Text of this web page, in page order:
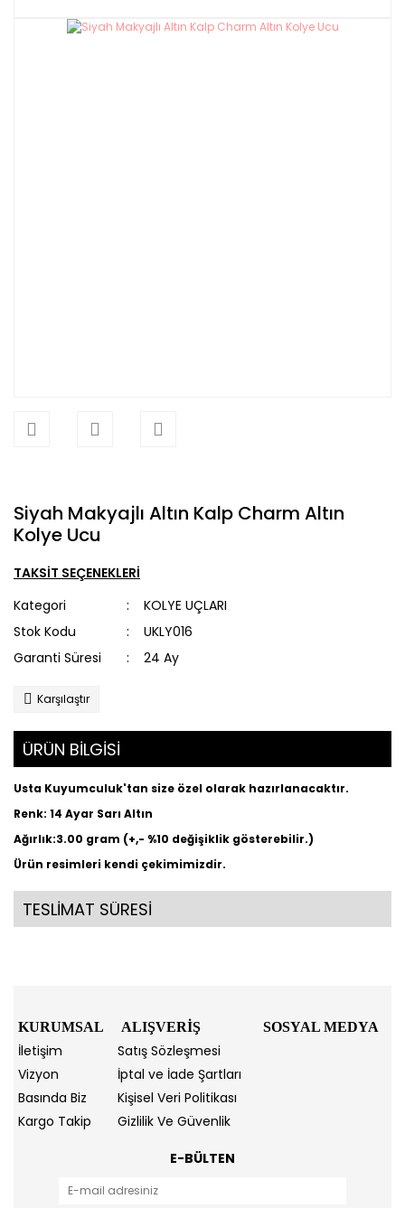
Siyah Makyajlı Altın Kalp Charm Altın
Kolye Ucu
TAKSİT SEÇENEKLERİ
Kategori
KOLYE UÇLARI
Stok Kodu
UKLY016
Garanti Süresi
24 Ay
Karşılaştır
ÜRÜN BİLGİSİ
Usta Kuyumculuk'tan size özel olarak hazırlanacaktır.
Renk: 14 Ayar Sarı Altın
Ağırlık:3.00 gram (+,- %10 değişiklik gösterebilir.)
Ürün resimleri kendi çekimimizdir.
TESLİMAT SÜRESİ
KURUMSAL ALIŞVERİŞ SOSYAL MEDYA
İletişim
Satış Sözleşmesi
Vizyon
İptal ve İade Şartları
Basında Biz
Kişisel Veri Politikası
Kargo Takip
Gizlilik Ve Güvenlik
E-BÜLTEN